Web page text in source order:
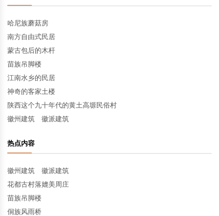
哈尼族蘑菇房
南方自由式民居
蒙古包后的木杆
苗族吊脚楼
江南水乡的民居
神奇的客家土楼
陕西这个九十年代的黄土高塬民俗村
徽州建筑 徽派建筑
热点内容
徽州建筑 徽派建筑
花都古村落媲美周庄
苗族吊脚楼
侗族风雨桥